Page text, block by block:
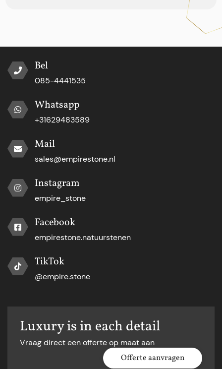
Bel
085-4441535
Whatsapp
+31629483589
Mail
sales@empirestone.nl
Instagram
empire_stone
Facebook
empirestone.natuurstenen
TikTok
@empire.stone
Luxury is in each detail
Vraag direct een offerte op maat aan
Offerte aanvragen